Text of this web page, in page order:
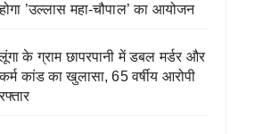
’उल्लास महा-चौपाल’ का आयोजन
के ग्राम छापरपानी में डबल मर्डर और
कांड का खुलासा, 65 वर्षीय आरोपी